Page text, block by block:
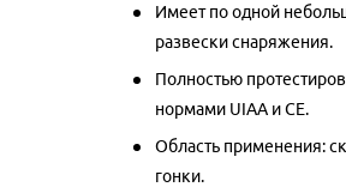
Имеет по одной
развески снаряжения.
Полностью
нормами UIAA и CE.
Область применения:
гонки.